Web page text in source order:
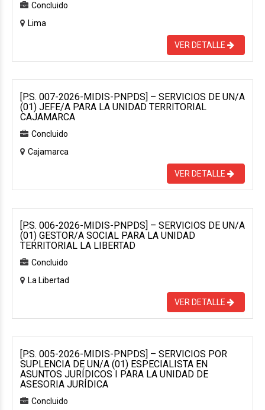
Concluido
Lima
VER DETALLE
[P.S. 007-2026-MIDIS-PNPDS] – SERVICIOS DE UN/A
(01) JEFE/A PARA LA UNIDAD TERRITORIAL
CAJAMARCA
Concluido
Cajamarca
VER DETALLE
[P.S. 006-2026-MIDIS-PNPDS] – SERVICIOS DE UN/A
(01) GESTOR/A SOCIAL PARA LA UNIDAD
TERRITORIAL LA LIBERTAD
Concluido
La Libertad
VER DETALLE
[P.S. 005-2026-MIDIS-PNPDS] – SERVICIOS POR
SUPLENCIA DE UN/A (01) ESPECIALISTA EN
ASUNTOS JURÍDICOS I PARA LA UNIDAD DE
ASESORIA JURÍDICA
Concluido